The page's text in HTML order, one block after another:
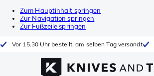
Zum Hauptinhalt springen
Zur Navigation springen
Zur Fußzeile springen
Vor 15.30 Uhr bestellt, am selben Tag versandt